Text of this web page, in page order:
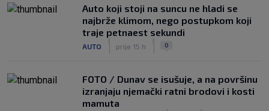
Auto koji stoji na suncu ne hladi se
najbrže klimom, nego postupkom koji
traje petnaest sekundi
AUTO prije 15 h 0
FOTO / Dunav se isušuje, a na površinu
izranjaju njemački ratni brodovi i kosti
mamuta